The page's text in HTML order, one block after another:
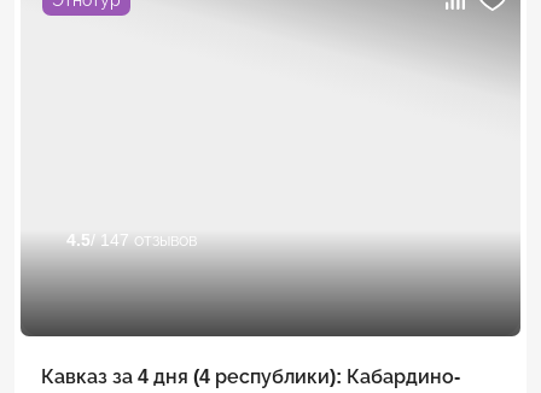
4.5/ 147 отзывов
Кавказ за 4 дня (4 республики): Кабардино-